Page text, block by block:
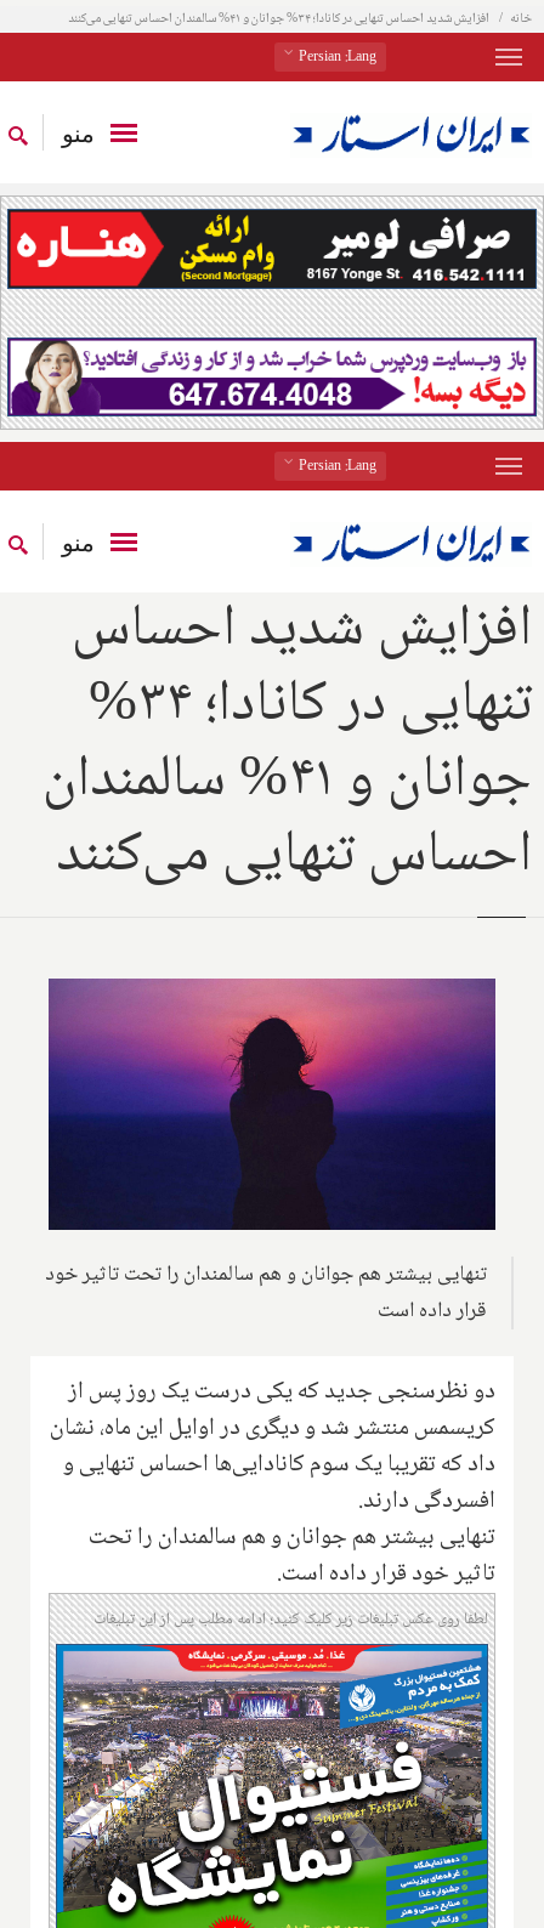
خانه افزایش شدید احساس تنهایی در کانادا؛ ۳۴% جوانان و ۴۱% سالمندان احساس تنهایی می‌کنند
Lang
: Persian
منو
Lang
: Persian
منو
افزایش شدید احساس
تنهایی در کانادا؛ ۳۴%
جوانان و ۴۱% سالمندان
احساس تنهایی می‌کنند
تنهایی بیشتر هم جوانان و هم سالمندان را تحت تاثیر خود
قرار داده است
دو نظرسنجی جدید که یکی درست یک روز پس از
کریسمس منتشر شد و دیگری در اوایل این ماه، نشان
داد که تقریبا یک سوم کانادایی‌ها احساس تنهایی و
افسردگی دارند.
تنهایی بیشتر هم جوانان و هم سالمندان را تحت
تاثیر خود قرار داده است.
لطفا روی عکس تبلیغات زیر کلیک کنید؛ ادامه مطلب پس از این تبلیغات